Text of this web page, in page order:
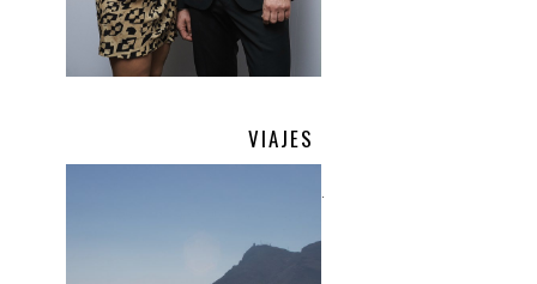
VIAJES
.